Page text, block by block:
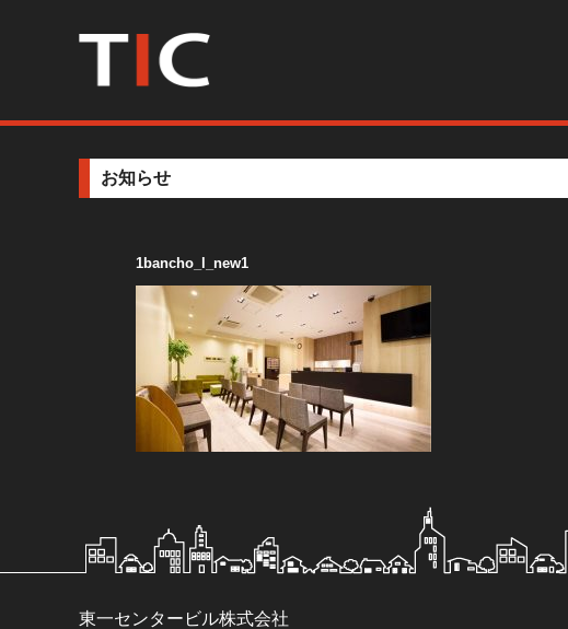
お知らせ
1bancho_l_new1
東一センタービル株式会社